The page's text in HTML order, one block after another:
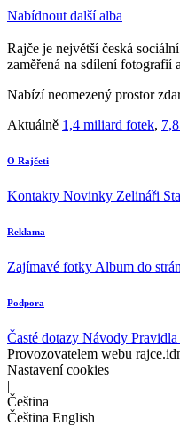
Nabídnout další alba
Rajče je největší česká
zaměřená na sdílení fotografií
Nabízí neomezený prostor
Aktuálně 1,4 miliard fotek,
O Rajčeti
Kontakty Novinky Zelináři
Reklama
Zajímavé fotky Album do
Podpora
Časté dotazy Návody Pravidla
Provozovatelem webu
Nastavení cookies
|
Čeština
Čeština English